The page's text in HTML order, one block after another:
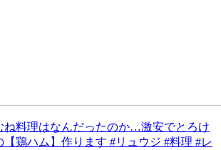
ね料理はなんだったのか…激安でとろけ
【鶏ハム】作ります #リュウジ #料理 #レ